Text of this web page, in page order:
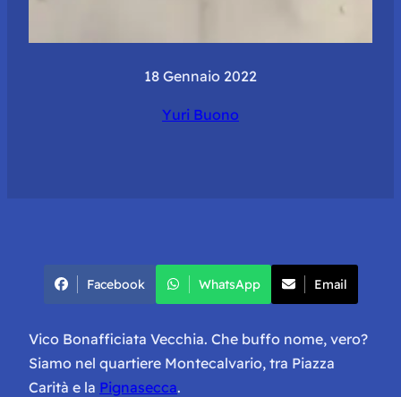
18 Gennaio 2022
Yuri Buono
Facebook WhatsApp Email
Vico Bonafficiata Vecchia. Che buffo nome, vero?
Siamo nel quartiere Montecalvario, tra Piazza
Carità e la Pignasecca.